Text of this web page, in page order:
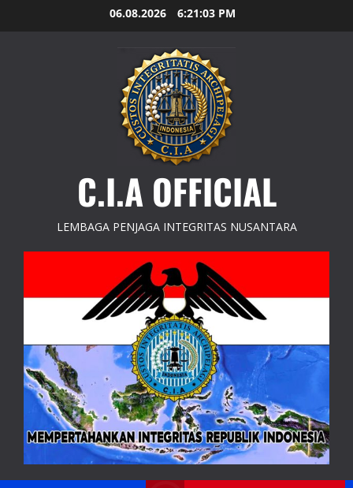
to
06.08.2026 6:21:04 PM
C.I.A OFFICIAL
LEMBAGA PENJAGA INTEGRITAS NUSANTARA